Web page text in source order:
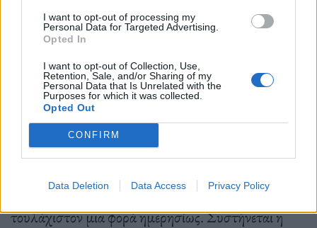
I want to opt-out of processing my
Personal Data for Targeted Advertising.
Opted In
I want to opt-out of Collection, Use,
Retention, Sale, and/or Sharing of my
Personal Data that Is Unrelated with the
Purposes for which it was collected.
Opted Out
CONFIRM
Data Deletion Data Access Privacy Policy
υποδείξεως κτηνιάτρου.
Είναι απαραίτητη η χορήγηση κατάλληλης και
επαρκούς για το είδος τους τροφής και φρέσκου
πόσιµου νερού καθηµερινά (βλέπε το σηµείο Β του
δυνατό να επιµολυνθούν και καθαρίζονται
τουλάχιστον µια φορά ηµερησίως. Συστήνεται η